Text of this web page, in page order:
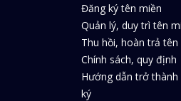
Đăng ký tên miền
Quản lý, duy trì tên
Thu hồi, hoàn trả tên
Chính sách, quy định
Hướng dẫn trở thành
ký